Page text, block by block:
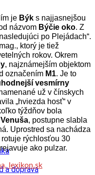
a doprava
je Býk s najjasnejšou
názvom Býčie oko. Z
po Plejádach“.
ktorý je tiež
rokov. Okrem
, najznámejším objektom
označením M1. Je to
vesmírny
už v čínskych
„hviezda hosť“ v
týždňov bola
Venuša, postupne slabla
Uprostred sa nachádza
rýchlosťou 30
ako pulzar.